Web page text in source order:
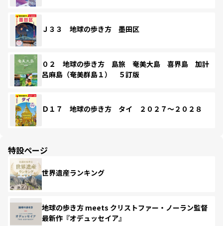
Ｊ３３ 地球の歩き方 墨田区
０２ 地球の歩き方 島旅 奄美大島 喜界島 加計
呂麻島（奄美群島１） ５訂版
Ｄ１７ 地球の歩き方 タイ ２０２７～２０２８
特設ページ
世界遺産ランキング
地球の歩き方 meets クリストファー・ノーラン監督
最新作『オデュッセイア』